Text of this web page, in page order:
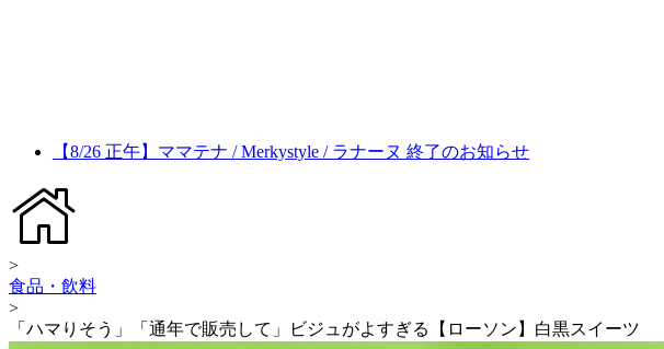
【8/26 正午】ママテナ / Merkystyle / ラナーヌ 終了のお知らせ
>
食品・飲料
>
「ハマりそう」「通年で販売して」ビジュがよすぎる【ローソン】白黒スイーツ